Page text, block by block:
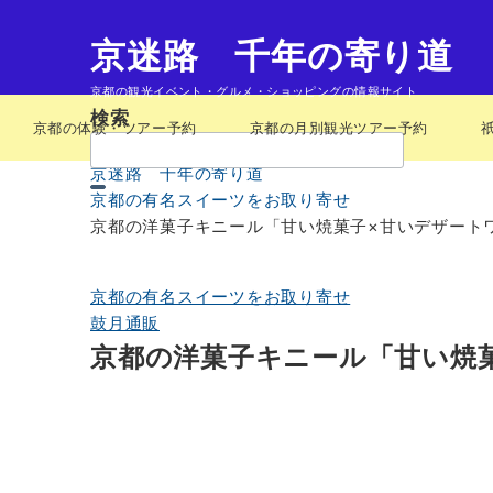
京迷路 千年の寄り道
京都の観光イベント・グルメ・ショッピングの情報サイト
検索
索：
京都の体験・ツアー予約 京都の月別観光ツアー予約
京迷路 千年の寄り道
京都の有名スイーツをお取り寄せ
京都の洋菓子キニール「甘い焼菓子×甘いデザート
京都の有名スイーツをお取り寄せ
鼓月通販
京都の洋菓子キニール「甘い